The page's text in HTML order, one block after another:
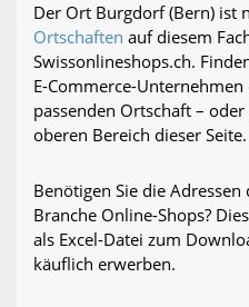
Der Ort Burgdorf (Bern) ist
Ortschaften auf diesem
Swissonlineshops.ch.
E-Commerce-
passenden Ortschaft –
oberen Bereich dieser Seite.
Benötigen Sie die
Branche Online-Shops?
als Excel-Datei zum
käuflich erwerben.